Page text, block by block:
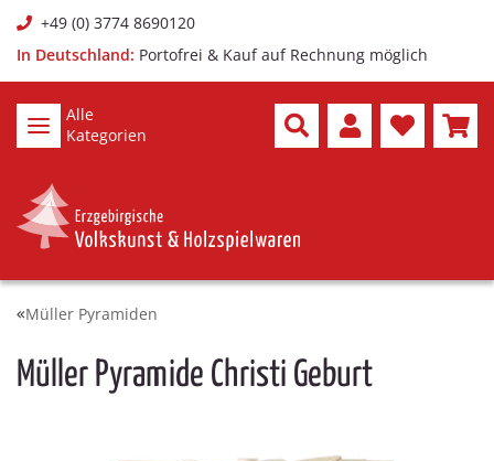
+49 (0) 3774 8690120
In Deutschland: Portofrei & Kauf auf Rechnung möglich
Alle
Kategorien
Müller Pyramiden
Müller Pyramide Christi Geburt